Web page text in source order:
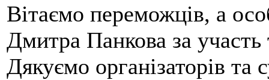
Вітаємо переможців, а
Дмитра Панкова за
Дякуємо організаторів та